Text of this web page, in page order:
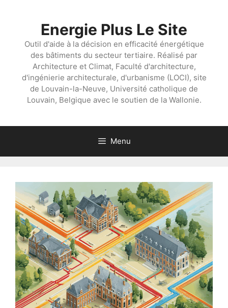
Energie Plus Le Site
Outil d'aide à la décision en efficacité énergétique
des bâtiments du secteur tertiaire. Réalisé par
Architecture et Climat, Faculté d'architecture,
d'ingénierie architecturale, d'urbanisme (LOCI), site
de Louvain-la-Neuve, Université catholique de
Louvain, Belgique avec le soutien de la Wallonie.
Menu